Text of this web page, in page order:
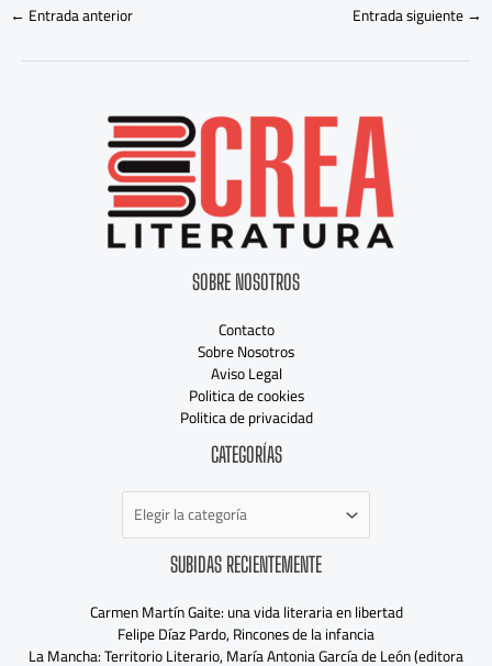
← Entrada anterior Entrada siguiente→
SOBRE NOSOTROS
Contacto
Sobre Nosotros
Aviso Legal
Politica de cookies
Politica de privacidad
CATEGORÍAS
SUBIDAS RECIENTEMENTE
Carmen Martín Gaite: una vida literaria en libertad
Felipe Díaz Pardo, Rincones de la infancia
La Mancha: Territorio Literario, María Antonia García de León (editora